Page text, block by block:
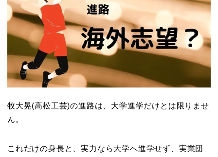
牧大晃(高松工芸)の進路は、大学進学だけとは限りませ
ん。
これだけの身長と、実力なら大学へ進学せず、実業団